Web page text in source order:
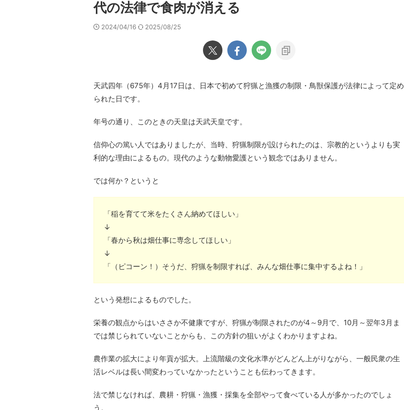
代の法律で食肉が消える
2024/04/16 2025/08/25
天武四年（675年）4月17日は、日本で初めて狩猟と漁獲の制限・鳥獣保護が法律によって定め
られた日です。
年号の通り、このときの天皇は天武天皇です。
信仰心の篤い人ではありましたが、当時、狩猟制限が設けられたのは、宗教的というよりも実
利的な理由によるもの。現代のような動物愛護という観念ではありません。
では何か？というと
「稲を育てて米をたくさん納めてほしい」
↓
「春から秋は畑仕事に専念してほしい」
↓
「（ピコーン！）そうだ、狩猟を制限すれば、みんな畑仕事に集中するよね！」
という発想によるものでした。
栄養の観点からはいささか不健康ですが、狩猟が制限されたのが4～9月で、10月～翌年3月ま
では禁じられていないことからも、この方針の狙いがよくわかりますよね。
農作業の拡大により年貢が拡大。上流階級の文化水準がどんどん上がりながら、一般民衆の生
活レベルは長い間変わっていなかったということも伝わってきます。
法で禁じなければ、農耕・狩猟・漁獲・採集を全部やって食べている人が多かったのでしょ
う。